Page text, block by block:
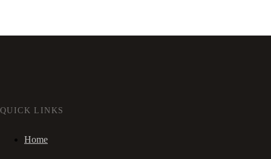
QUICK LINKS
Home